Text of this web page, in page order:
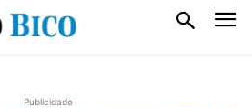
Publicidade